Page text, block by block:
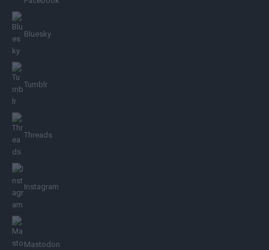
Bluesky
Tumblr
Threads
Instagram
Mastodon